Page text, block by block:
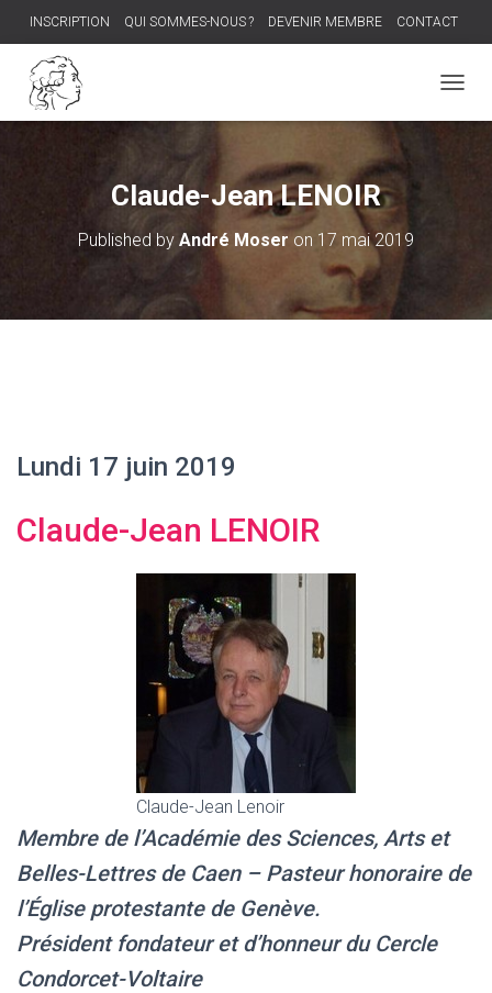
INSCRIPTION QUI SOMMES-NOUS ? DEVENIR MEMBRE CONTACT
U
Claude-Jean LENOIR
Published by André Moser on 17 mai 2019
Lundi 17 juin 2019
Claude-Jean LENOIR
Claude-Jean Lenoir
Membre de l’Académie des Sciences, Arts et
Belles-Lettres de Caen – Pasteur honoraire de
l’Église protestante de Genève.
Président fondateur et d’honneur du Cercle
Condorcet-Voltaire